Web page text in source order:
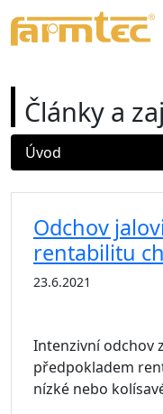
Články a
Úvod
Odchov
rentabilitu
23.6.2021
Intenzivní odchov
předpokladem
nízké nebo